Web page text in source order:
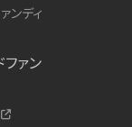
ンディ
ァン